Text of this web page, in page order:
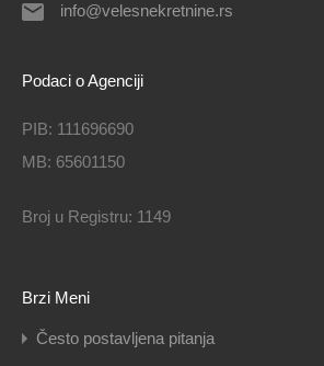
info@velesnekretnine.rs
Podaci o Agenciji
PIB: 111696690
MB: 65601150
Broj u Registru: 1149
Brzi Meni
Često postavljena pitanja